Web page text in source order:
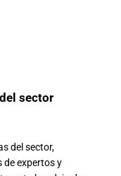
sector
del sector,
de expertos y